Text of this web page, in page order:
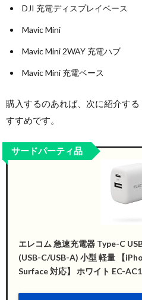
DJI 充電ディスプレイベース
Mavic Mini
Mavic Mini 2WAY 充電ハブ
Mavic Mini 充電ベース
購入するのあれば、次に紹介す
すすめです。
エレコム 急速充電器 Type-C
(USB-C/USB-A) 小型 軽量 【
Surface 対応】 ホワイト EC-
サードパーティ品